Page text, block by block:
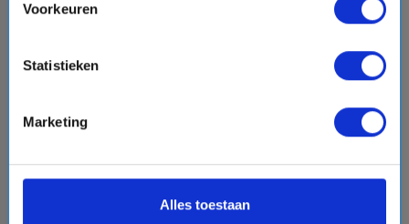
Voorkeuren
Statistieken
Marketing
Alles toestaan